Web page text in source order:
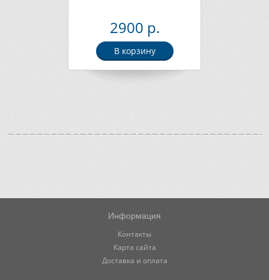
2900 р.
В корзину
Информация
Контакты
Карта сайта
Доставка и оплата